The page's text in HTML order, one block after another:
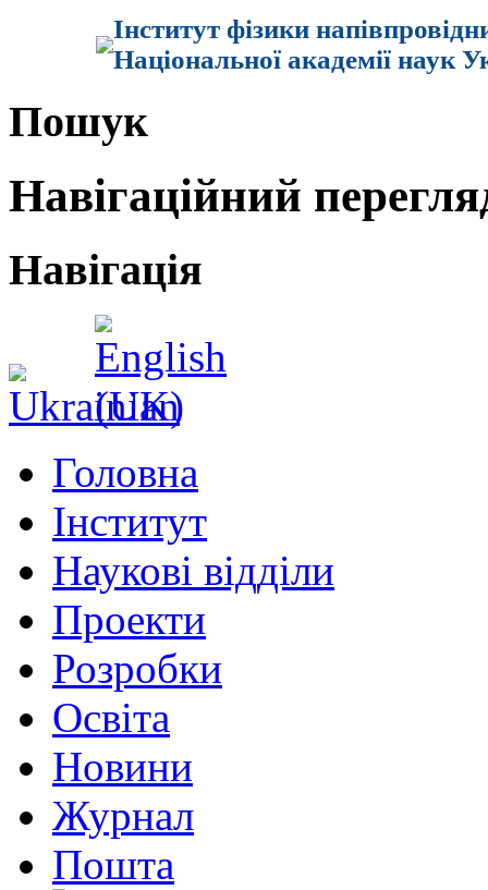
Інститут фізики
Національної академії наук
Пошук
Навігаційний
Навігація
Головна
Інститут
Наукові відділи
Проекти
Розробки
Освіта
Новини
Журнал
Пошта